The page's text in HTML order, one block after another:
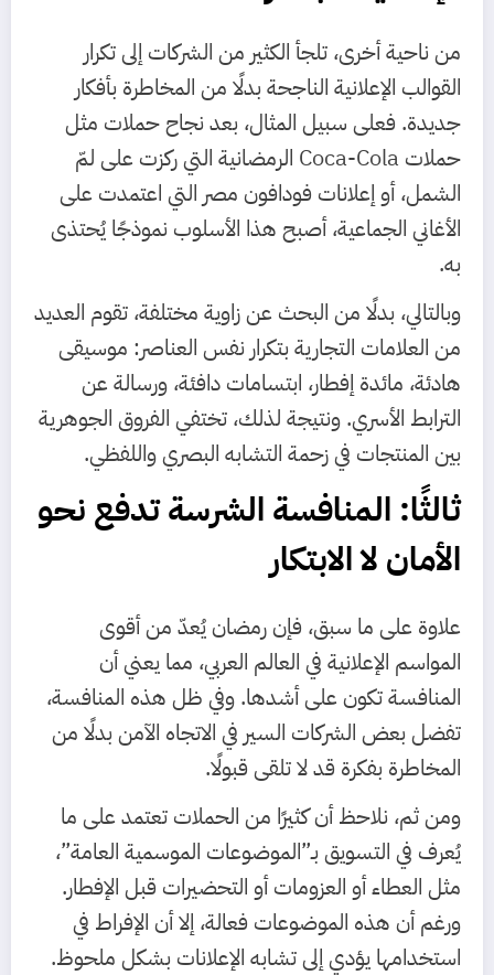
من ناحية أخرى، تلجأ الكثير من الشركات إلى تكرار
القوالب الإعلانية الناجحة بدلًا من المخاطرة بأفكار
جديدة. فعلى سبيل المثال، بعد نجاح حملات مثل
حملات Coca-Cola الرمضانية التي ركزت على لمّ
الشمل، أو إعلانات فودافون مصر التي اعتمدت على
الأغاني الجماعية، أصبح هذا الأسلوب نموذجًا يُحتذى
به.
وبالتالي، بدلًا من البحث عن زاوية مختلفة، تقوم العديد
من العلامات التجارية بتكرار نفس العناصر: موسيقى
هادئة، مائدة إفطار، ابتسامات دافئة، ورسالة عن
الترابط الأسري. ونتيجة لذلك، تختفي الفروق الجوهرية
بين المنتجات في زحمة التشابه البصري واللفظي.
ثالثًا: المنافسة الشرسة تدفع نحو
الأمان لا الابتكار
علاوة على ما سبق، فإن رمضان يُعدّ من أقوى
المواسم الإعلانية في العالم العربي، مما يعني أن
المنافسة تكون على أشدها. وفي ظل هذه المنافسة،
تفضل بعض الشركات السير في الاتجاه الآمن بدلًا من
المخاطرة بفكرة قد لا تلقى قبولًا.
ومن ثم، نلاحظ أن كثيرًا من الحملات تعتمد على ما
يُعرف في التسويق بـ”الموضوعات الموسمية العامة”،
مثل العطاء أو العزومات أو التحضيرات قبل الإفطار.
ورغم أن هذه الموضوعات فعالة، إلا أن الإفراط في
استخدامها يؤدي إلى تشابه الإعلانات بشكل ملحوظ.